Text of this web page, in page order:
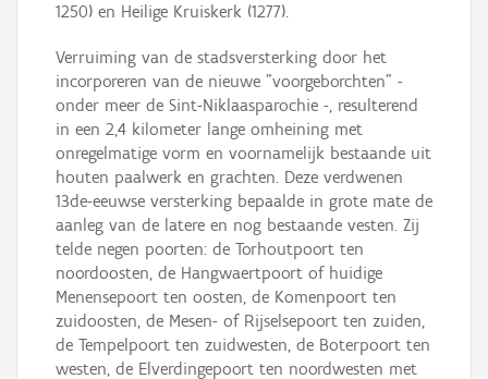
1250) en Heilige Kruiskerk (1277).
Verruiming van de stadsversterking door het
incorporeren van de nieuwe "voorgeborchten" -
onder meer de Sint-Niklaasparochie -, resulterend
in een 2,4 kilometer lange omheining met
onregelmatige vorm en voornamelijk bestaande uit
houten paalwerk en grachten. Deze verdwenen
13de-eeuwse versterking bepaalde in grote mate de
aanleg van de latere en nog bestaande vesten. Zij
telde negen poorten: de Torhoutpoort ten
noordoosten, de Hangwaertpoort of huidige
Menensepoort ten oosten, de Komenpoort ten
zuidoosten, de Mesen- of Rijselsepoort ten zuiden,
de Tempelpoort ten zuidwesten, de Boterpoort ten
westen, de Elverdingepoort ten noordwesten met